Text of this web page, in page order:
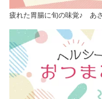
疲れた胃腸に旬の味覚♪ あ